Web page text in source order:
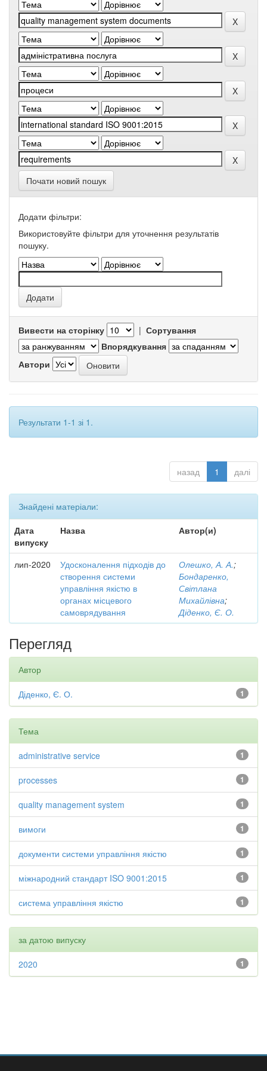
Почати новий пошук
Додати фільтри:
Використовуйте фільтри для уточнення результатів
пошуку.
Вивести на сторінку | Сортування
Впорядкування
Автори
Результати 1-1 зі 1.
назад 1 далі
Знайдені матеріали:
Дата
випуску
Назва Автор(и)
лип-2020
Удосконалення підходів до
створення системи
управління якістю в
органах місцевого
самоврядування
Олешко, А. А.;
Бондаренко,
Світлана
Михайлівна;
Діденко, Є. О.
Перегляд
Автор
1
Діденко, Є. О.
Тема
1
administrative service
1
processes
1
quality management system
1
вимоги
1
документи системи управління якістю
1
міжнародний стандарт ISO 9001:2015
1
система управління якістю
за датою випуску
1
2020